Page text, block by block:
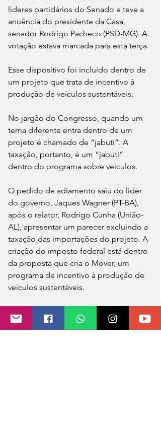
líderes partidários do Senado e teve a
anuência do presidente da Casa,
senador Rodrigo Pacheco (PSD-MG). A
votação estava marcada para esta terça.
Esse dispositivo foi incluído dentro de
um projeto que trata de incentivo à
produção de veículos sustentáveis.
No jargão do Congresso, quando um
tema diferente entra dentro de um
projeto é chamado de “jabuti”. A
taxação, portanto, é um “jabuti”
dentro do programa sobre veículos.
O pedido de adiamento saiu do líder
do governo, Jaques Wagner (PT-BA),
após o relator, Rodrigo Cunha (União-
AL), apresentar um parecer excluindo a
taxação das importações do projeto. A
criação do imposto federal está dentro
da proposta que cria o Mover, um
programa de incentivo à produção de
veículos sustentáveis.
Câmara. Deputados atenderam pleito